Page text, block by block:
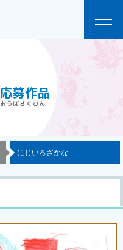
応募作品
にじいろざかな